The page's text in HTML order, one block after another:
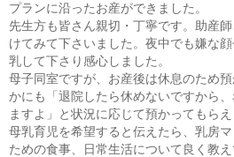
プランに沿ったお産ができました。
先生方も皆さん親切・丁寧です。助産
けてみて下さいました。夜中でも嫌な
乳して下さり感心しました。
母子同室ですが、お産後は休息のため
かにも「退院したら休めないですから
ますよ」と状況に応じて預かってもらえ
母乳育児を希望すると伝えたら、乳房
ための食事、日常生活について良く教え